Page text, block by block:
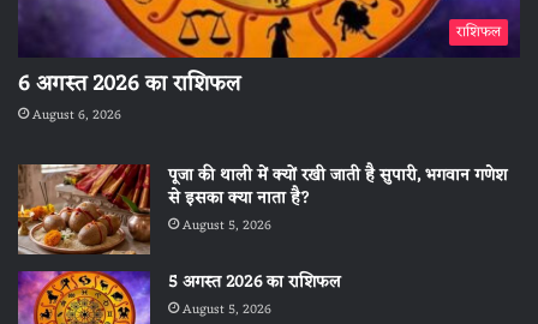
राशिफल
6 अगस्त 2026 का राशिफल
August 6, 2026
पूजा की थाली में क्यों रखी जाती है सुपारी, भगवान गणेश
से इसका क्या नाता है?
August 5, 2026
5 अगस्त 2026 का राशिफल
August 5, 2026